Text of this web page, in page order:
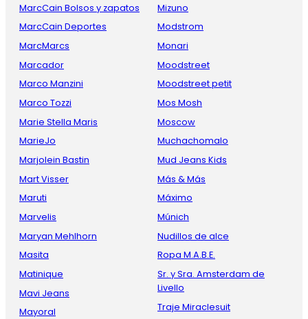
MarcCain Bolsos y zapatos
MarcCain Deportes
MarcMarcs
Marcador
Marco Manzini
Marco Tozzi
Marie Stella Maris
MarieJo
Marjolein Bastin
Mart Visser
Maruti
Marvelis
Maryan Mehlhorn
Masita
Matinique
Mavi Jeans
Mayoral
Mizuno
Modstrom
Monari
Moodstreet
Moodstreet petit
Mos Mosh
Moscow
Muchachomalo
Mud Jeans Kids
Más & Más
Máximo
Múnich
Nudillos de alce
Ropa M.A.B.E.
Sr. y Sra. Amsterdam de
Livello
Traje Miraclesuit